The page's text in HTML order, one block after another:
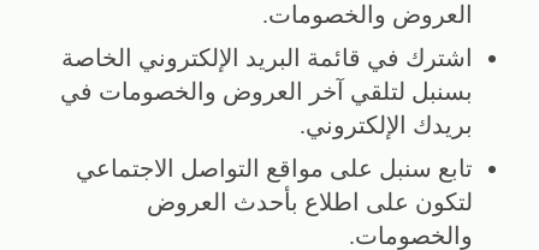
العروض والخصومات.
اشترك في قائمة البريد الإلكتروني الخاصة
بسنبل لتلقي آخر العروض والخصومات في
بريدك الإلكتروني.
تابع سنبل على مواقع التواصل الاجتماعي
لتكون على اطلاع بأحدث العروض
والخصومات.